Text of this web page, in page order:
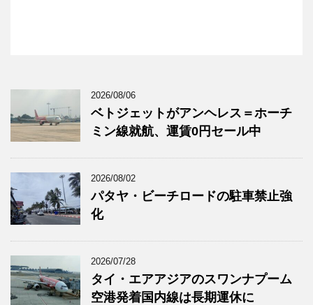
2026/08/06
ベトジェットがアンヘレス＝ホーチ
ミン線就航、運賃0円セール中
2026/08/02
パタヤ・ビーチロードの駐車禁止強
化
2026/07/28
タイ・エアアジアのスワンナプーム
空港発着国内線は長期運休に